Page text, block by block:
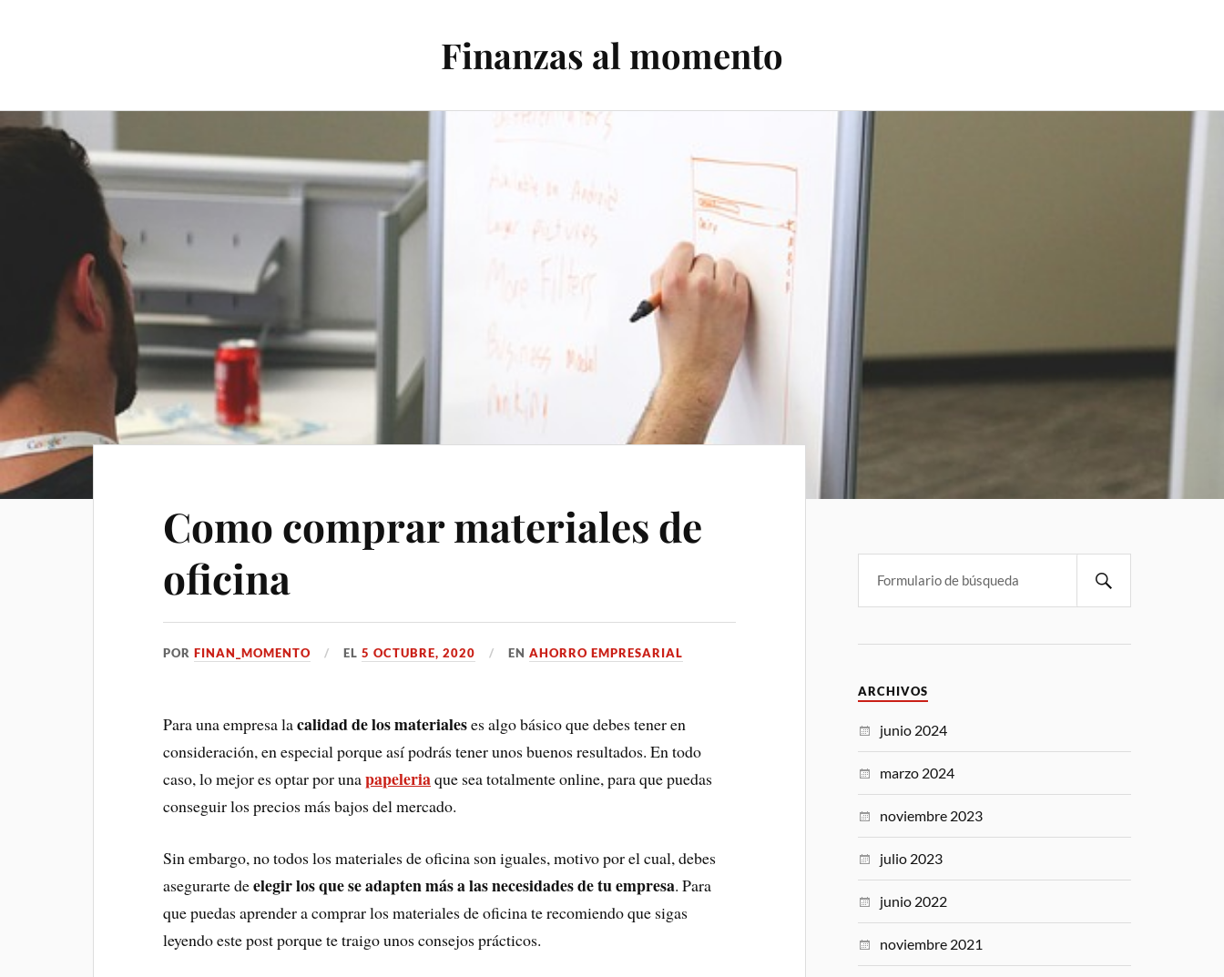
Finanzas al momento
Como comprar materiales de
oficina
PORFINAN_MOMENTO EL5 OCTUBRE, 2020 ENAHORRO EMPRESARIAL
Para una empresa lacalidad de los materialeses algo básico que debes tener en
consideración, en especial porque así podrás tener unos buenos resultados. En todo
caso, lo mejor es optar por unapapeleriaque sea totalmente online, para que puedas
conseguir los precios más bajos del mercado.
Sin embargo, no todos los materiales de oficina son iguales, motivo por el cual, debes
asegurarte deelegir los que se adapten más a las necesidades de tu empresa. Para
que puedas aprender a comprar los materiales de oficina te recomiendo que sigas
leyendo este post porque te traigo unos consejos prácticos.
ARCHIVOS
junio 2024
marzo 2024
noviembre 2023
julio 2023
junio 2022
noviembre 2021